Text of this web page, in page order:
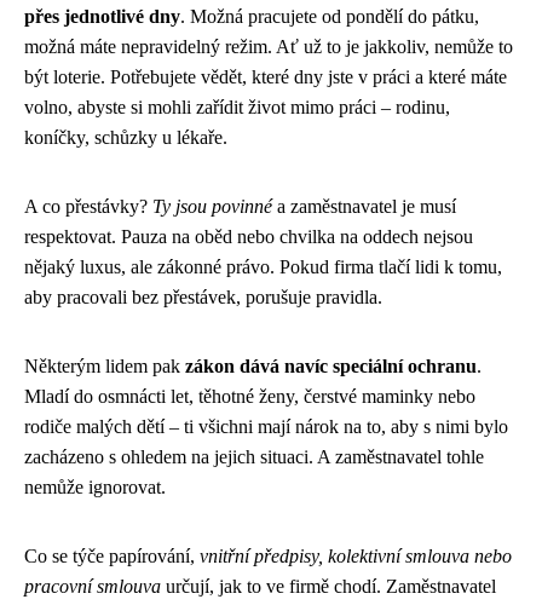
přes jednotlivé dny. Možná pracujete od pondělí do pátku,
možná máte nepravidelný režim. Ať už to je jakkoliv, nemůže to
být loterie. Potřebujete vědět, které dny jste v práci a které máte
volno, abyste si mohli zařídit život mimo práci – rodinu,
koníčky, schůzky u lékaře.
A co přestávky? Ty jsou povinnéa zaměstnavatel je musí
respektovat. Pauza na oběd nebo chvilka na oddech nejsou
nějaký luxus, ale zákonné právo. Pokud firma tlačí lidi k tomu,
aby pracovali bez přestávek, porušuje pravidla.
Některým lidem pak zákon dává navíc speciální ochranu.
Mladí do osmnácti let, těhotné ženy, čerstvé maminky nebo
rodiče malých dětí – ti všichni mají nárok na to, aby s nimi bylo
zacházeno s ohledem na jejich situaci. A zaměstnavatel tohle
nemůže ignorovat.
Co se týče papírování, vnitřní předpisy, kolektivní smlouva nebo
pracovní smlouva určují, jak to ve firmě chodí. Zaměstnavatel